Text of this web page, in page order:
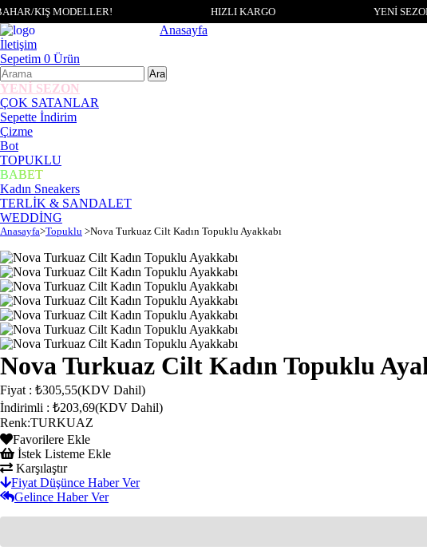
KIŞ MODELLER! HIZLI KARGO YENİ
Anasayfa
İletişim
Sepetim 0 Ürün
YENİ SEZON
ÇOK SATANLAR
Sepette İndirim
Çizme
Bot
TOPUKLU
BABET
Kadın Sneakers
TERLİK & SANDALET
WEDDİNG
Anasayfa>Topuklu >Nova Turkuaz Cilt Kadın Topuklu Ayakkabı
Nova Turkuaz Cilt Kadın Topuklu
Fiyat : ₺305,55(KDV Dahil)
İndirimli : ₺203,69(KDV Dahil)
Renk:TURKUAZ
Favorilere Ekle
İstek Listeme Ekle
Karşılaştır
Fiyat Düşünce Haber Ver
Gelince Haber Ver